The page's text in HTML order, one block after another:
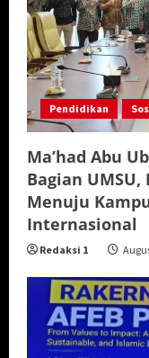
Pendidikan
Ma’had Abu
Bagian
Menuju
Internasional
Redaksi 1